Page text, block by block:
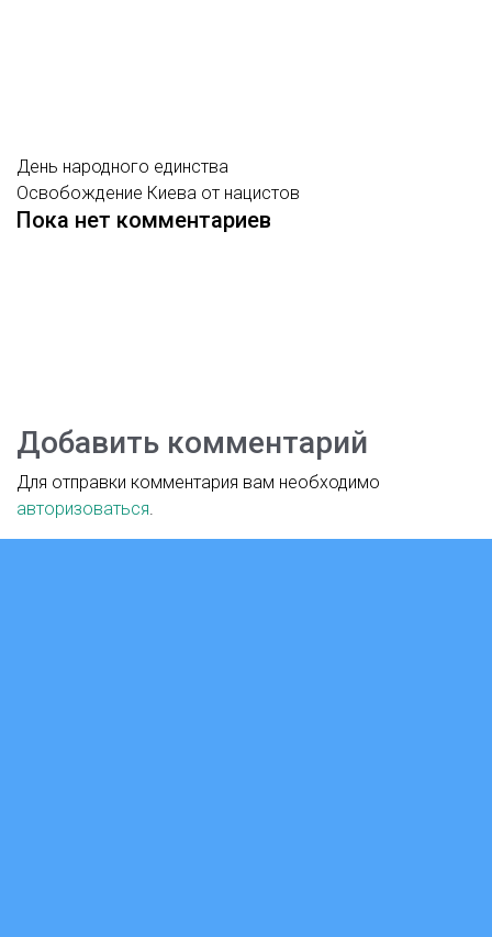
День народного единства
Освобождение Киева от нацистов
Пока нет комментариев
Добавить комментарий
Для отправки комментария вам необходимо
авторизоваться.